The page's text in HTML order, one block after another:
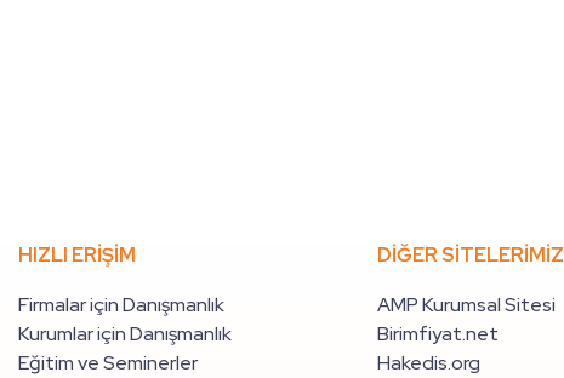
HIZLI ERİŞİM
Firmalar için Danışmanlık
Kurumlar için Danışmanlık
Eğitim ve Seminerler
DİĞER SİTELERİMİZ
AMP Kurumsal Sitesi
Birimfiyat.net
Hakedis.org